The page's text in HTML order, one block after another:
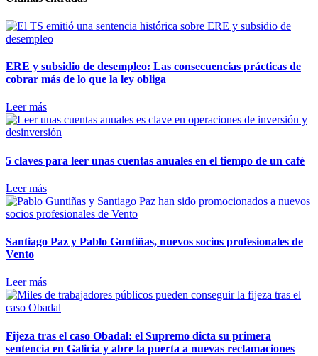
ERE y subsidio de desempleo: Las consecuencias prácticas de
cobrar más de lo que la ley obliga
Leer más
5 claves para leer unas cuentas anuales en el tiempo de un café
Leer más
Santiago Paz y Pablo Guntiñas, nuevos socios profesionales de
Vento
Leer más
Fijeza tras el caso Obadal: el Supremo dicta su primera
sentencia en Galicia y abre la puerta a nuevas reclamaciones